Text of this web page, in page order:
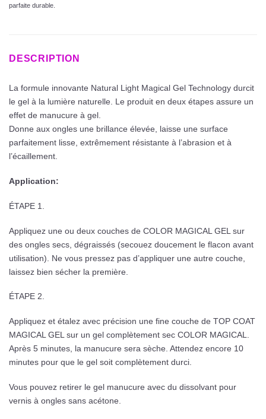
parfaite durable.
DESCRIPTION
La formule innovante Natural Light Magical Gel Technology durcit
le gel à la lumière naturelle. Le produit en deux étapes assure un
effet de manucure à gel.
Donne aux ongles une brillance élevée, laisse une surface
parfaitement lisse, extrêmement résistante à l’abrasion et à
l’écaillement.
Application:
ÉTAPE 1.
Appliquez une ou deux couches de COLOR MAGICAL GEL sur
des ongles secs, dégraissés (secouez doucement le flacon avant
utilisation). Ne vous pressez pas d’appliquer une autre couche,
laissez bien sécher la première.
ÉTAPE 2.
Appliquez et étalez avec précision une fine couche de TOP COAT
MAGICAL GEL sur un gel complètement sec COLOR MAGICAL.
Après 5 minutes, la manucure sera sèche. Attendez encore 10
minutes pour que le gel soit complètement durci.
Vous pouvez retirer le gel manucure avec du dissolvant pour
vernis à ongles sans acétone.